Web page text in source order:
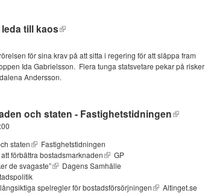
till kaos
för sina krav på att sitta i regering för att släppa fram
Ida Gabrielsson. Flera tunga statsvetare pekar på risker
Andersson.
och staten - Fastighetstidningen
staten
Fastighetstidningen
förbättra bostadsmarknaden
GP
de svagaste”
Dagens Samhälle
spelregler för bostadsförsörjningen
Altinget.se